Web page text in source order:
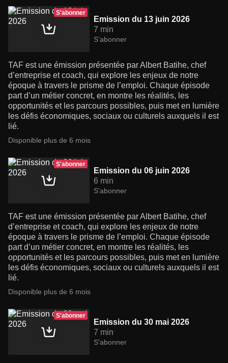
S'abonner
Emission du 13 juin 2026
7 min
S'abonner
TAF est une émission présentée par Albert Batihe, chef
d’entreprise et coach, qui explore les enjeux de notre
époque à travers le prisme de l’emploi. Chaque épisode
part d’un métier concret, en montre les réalités, les
opportunités et les parcours possibles, puis met en lumière
les défis économiques, sociaux ou culturels auxquels il est
lié.
Disponible plus de 6 mois
S'abonner
Emission du 06 juin 2026
6 min
S'abonner
TAF est une émission présentée par Albert Batihe, chef
d’entreprise et coach, qui explore les enjeux de notre
époque à travers le prisme de l’emploi. Chaque épisode
part d’un métier concret, en montre les réalités, les
opportunités et les parcours possibles, puis met en lumière
les défis économiques, sociaux ou culturels auxquels il est
lié.
Disponible plus de 6 mois
S'abonner
Emission du 30 mai 2026
7 min
S'abonner